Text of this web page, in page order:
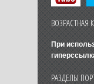
ВОЗРАСТНАЯ
При
РАЗДЕЛЫ